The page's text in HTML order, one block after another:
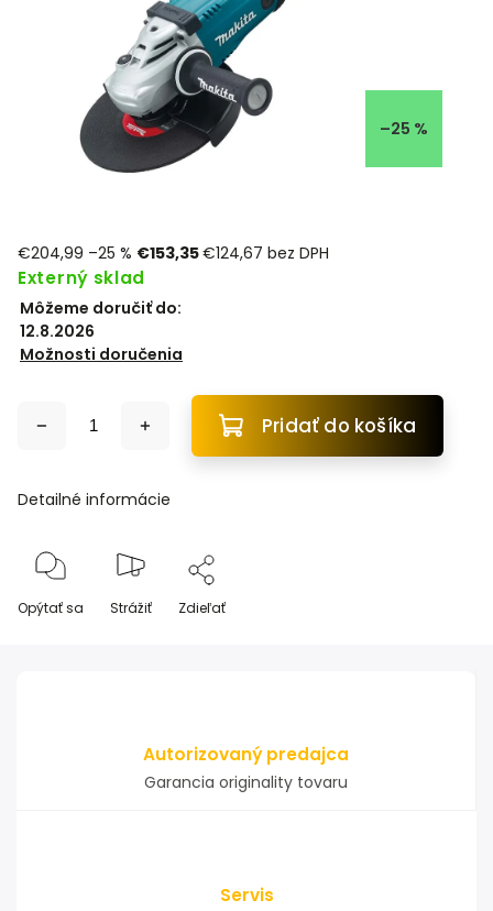
–25 %
€204,99 –25 % €153,35€124,67 bez DPH
Externý sklad
Môžeme doručiť do:
12.8.2026
Možnosti doručenia
Pridať do košíka
Detailné informácie
Opýtať sa Strážiť Zdieľať
Autorizovaný predajca
Garancia originality tovaru
Servis